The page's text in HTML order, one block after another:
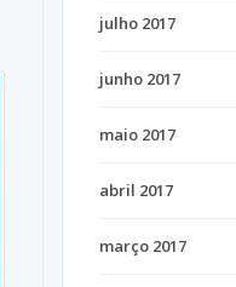
julho 2017
junho 2017
maio 2017
abril 2017
março 2017